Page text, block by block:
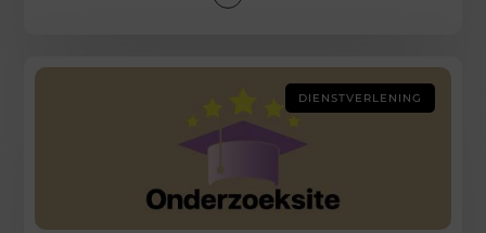
DIENSTVERLENING